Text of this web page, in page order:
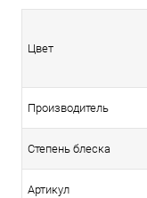
Цвет
Производитель
Степень блеска
Артикул